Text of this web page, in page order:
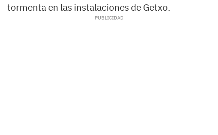
tormenta en las instalaciones de Getxo.